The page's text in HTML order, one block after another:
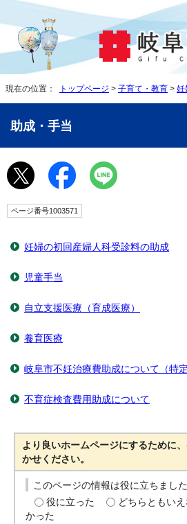
現在の位置： トップページ > 子育て・教育 > 妊
助成・手当
ページ番号1003571
妊婦の初回産婦人科受診料の助成
児童手当
自立支援医療（育成医療）
養育医療
岐阜市不妊治療費助成について（特定
不育症検査費用助成について
より良いホームページにするために
かせください。
このページの情報は役に立ちまし
役に立った
どちらともい
かった